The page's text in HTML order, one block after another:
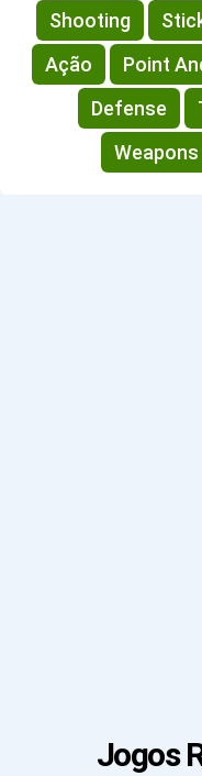
Shooting
Ação
Point
Defense
Weapons
Jogos